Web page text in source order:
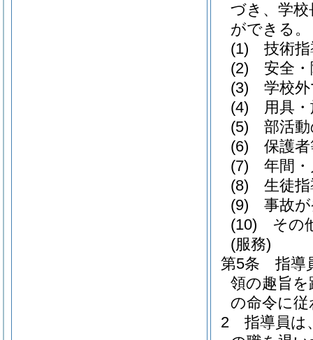
づき、学
ができる。
(1)
技術
(2)
安全
(3)
学校
(4)
用具
(5)
部活
(6)
保護
(7)
年間
(8)
生徒
(9)
事故
(10)
その
(服務)
第5条
指導
領の趣旨
の命令に
2
指導員は